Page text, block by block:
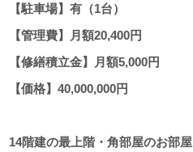
【駐車場】有（1台）
【管理費】月額20,400円
【修繕積立金】月額5,000円
【価格】40,000,000円
14階建の最上階・角部屋のお部